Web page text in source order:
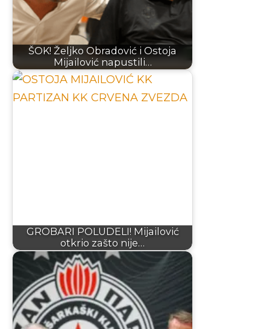
ŠOK! Željko Obradović i Ostoja
Mijailović napustili…
GROBARI POLUDELI! Mijailović
otkrio zašto nije…